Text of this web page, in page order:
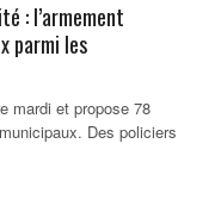
: l’armement
parmi les
mardi et propose 78
Des policiers